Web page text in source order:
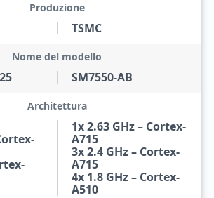
Produzione
TSMC
Nome del modello
SM7550-AB
Architettura
1x 2.63 GHz – Cortex-
A715
3x 2.4 GHz – Cortex-
A715
4x 1.8 GHz – Cortex-
A510